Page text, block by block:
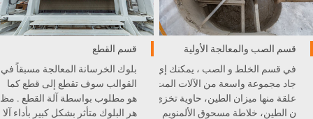
قسم الصب والمعالجة الأولية
في قسم الخلط و الصب ، يمكنك إي
جاد مجموعة واسعة من الآلات المت
علقة منها ميزان الطين، حاوية تخزي
ن الطين، خلاطة مسحوق الألمنويم
قسم القطع
بلوك الخرسانة المعالجة مسبقاً في
القوالب سوف تقطع إلى قطع كما
هو مطلوب بواسطة آلة القطع . مظ
هر البلوك متأثر بشكل كبير بأداء آلا